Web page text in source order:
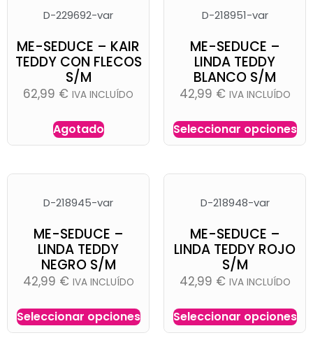
D-229692-var
ME-SEDUCE – KAIR
TEDDY CON FLECOS
S/M
62,99 € IVA INCLUÍDO
Agotado
D-218951-var
ME-SEDUCE –
LINDA TEDDY
BLANCO S/M
42,99 € IVA INCLUÍDO
Seleccionar opciones
D-218945-var
ME-SEDUCE –
LINDA TEDDY
NEGRO S/M
42,99 € IVA INCLUÍDO
Seleccionar opciones
D-218948-var
ME-SEDUCE –
LINDA TEDDY ROJO
S/M
42,99 € IVA INCLUÍDO
Seleccionar opciones